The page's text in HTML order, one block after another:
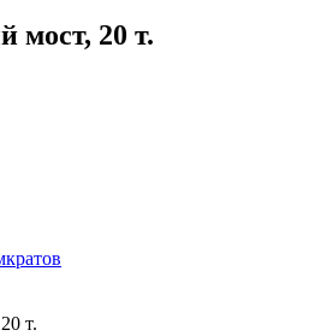
мост, 20 т.
т.